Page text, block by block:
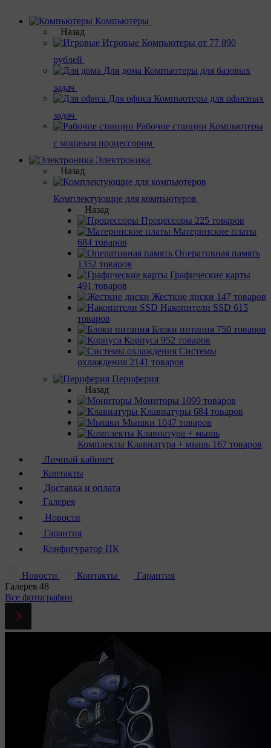
Компьютеры
Назад
Игровые Компьютеры от 77 890
рублей
Для дома Компьютеры для базовых
задач
Для офиса Компьютеры для офисных
задач
Рабочие станции Компьютеры
с мощным процессором
Электроника
Назад
Комплектующие для компьютеров
Назад
Процессоры 225 товаров
Материнcкие платы
684 товаров
Оперативная память
1352 товаров
Графические карты
491 товаров
Жесткие диски 147 товаров
Накопители SSD 615
товаров
Блоки питания 750 товаров
Корпуса 952 товаров
Системы
охлаждения 2141 товаров
Периферия
Назад
Мониторы 1099 товаров
Клавиатуры 684 товаров
Мышки 1047 товаров
Комплекты Клавиатура + мышь 167 товаров
Личный кабинет
Контакты
Доставка и оплата
Галерея
Новости
Гарантия
Конфигуратор ПК
Новости Контакты
Гарантия
Галерея 48
Все фотографии